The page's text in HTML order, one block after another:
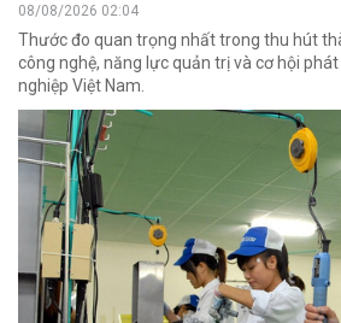
08/08/2026 02:04
Thước đo quan trọng nhất trong thu hút
công nghệ, năng lực quản trị và cơ hội
nghiệp Việt Nam.